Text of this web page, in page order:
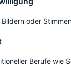
oder
Berufe wie